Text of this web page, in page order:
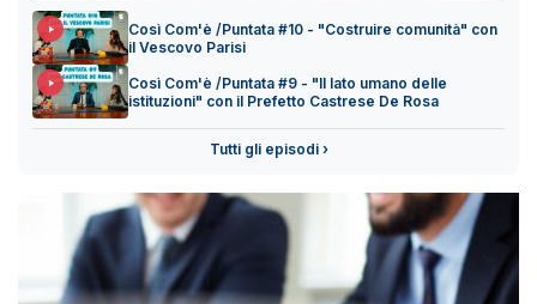
Così Com'è /Puntata #10 - "Costruire comunità" con
il Vescovo Parisi
Così Com'è /Puntata #9 - "Il lato umano delle
istituzioni" con il Prefetto Castrese De Rosa
Tutti gli episodi ›